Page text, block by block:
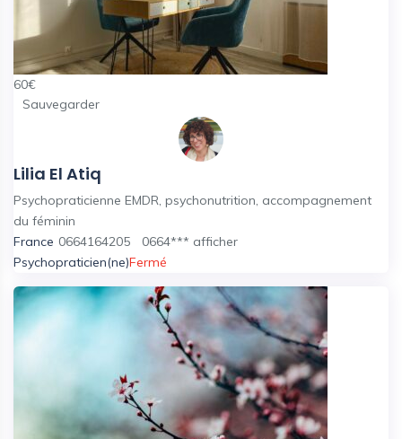
60€
Sauvegarder
Lilia El Atiq
Psychopraticienne EMDR, psychonutrition, accompagnement
du féminin
France 0664164205 0664*** afficher
Psychopraticien(ne)Fermé